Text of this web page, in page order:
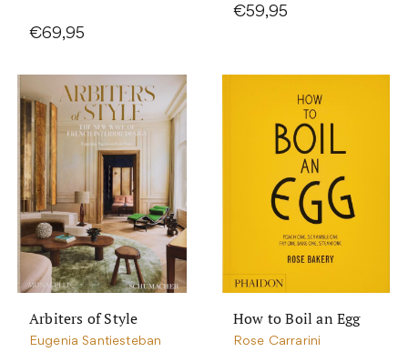
€69,95
€59,95
Arbiters of Style
Eugenia Santiesteban
How to Boil an Egg
Rose Carrarini